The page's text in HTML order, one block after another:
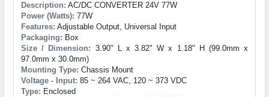
Description: AC/DC CONVERTER 24V 77W
Power (Watts): 77W
Features: Adjustable Output, Universal Input
Packaging: Box
Size / Dimension: 3.90" L x 3.82" W x 1.18" H (99.0mm x
97.0mm x 30.0mm)
Mounting Type: Chassis Mount
Voltage - Input: 85 ~ 264 VAC, 120 ~ 373 VDC
Type: Enclosed